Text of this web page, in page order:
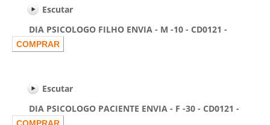
Escutar
DIA PSICOLOGO FILHO ENVIA - M -10 - CD0121 -
Escutar
DIA PSICOLOGO PACIENTE ENVIA - F -30 - CD0121 -